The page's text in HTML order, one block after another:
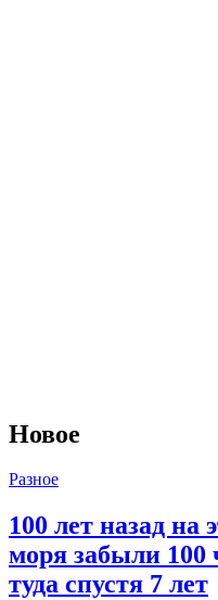
Новое
Разное
100 лет назад на
моря забыли 100
туда спустя 7 лет